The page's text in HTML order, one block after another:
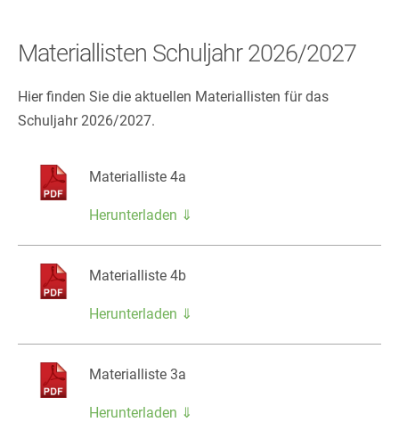
Materiallisten Schuljahr 2026/2027
Hier finden Sie die aktuellen Materiallisten für das
Schuljahr 2026/2027.
Materialliste 4a
Herunterladen ⇓
Materialliste 4b
Herunterladen ⇓
Materialliste 3a
Herunterladen ⇓